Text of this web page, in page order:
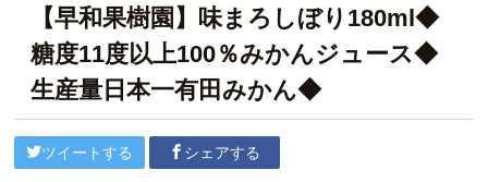
【早和果樹園】味まろしぼり180ml◆
糖度11度以上100％みかんジュース◆
生産量日本一有田みかん◆
ツイートする シェアする